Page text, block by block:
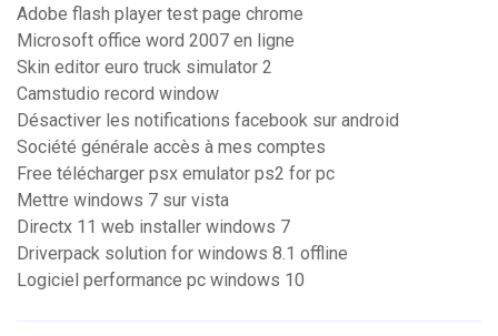
Adobe flash player test page chrome
Microsoft office word 2007 en ligne
Skin editor euro truck simulator 2
Camstudio record window
Désactiver les notifications facebook sur android
Société générale accès à mes comptes
Free télécharger psx emulator ps2 for pc
Mettre windows 7 sur vista
Directx 11 web installer windows 7
Driverpack solution for windows 8.1 offline
Logiciel performance pc windows 10